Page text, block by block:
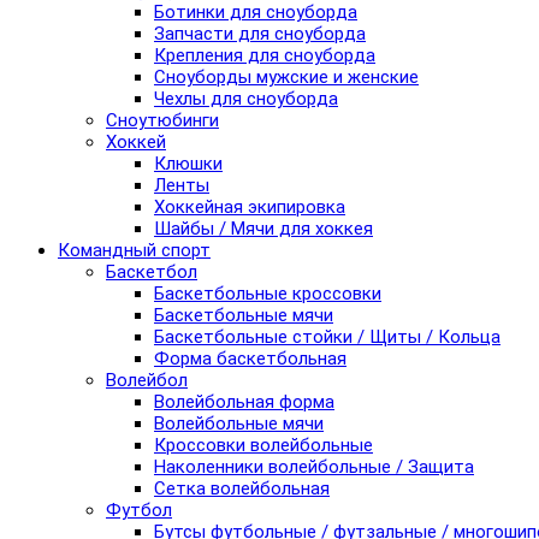
Ботинки для сноуборда
Запчасти для сноуборда
Крепления для сноуборда
Сноуборды мужские и женские
Чехлы для сноуборда
Сноутюбинги
Хоккей
Клюшки
Ленты
Хоккейная экипировка
Шайбы / Мячи для хоккея
Командный спорт
Баскетбол
Баскетбольные кроссовки
Баскетбольные мячи
Баскетбольные стойки / Щиты / Кольца
Форма баскетбольная
Волейбол
Волейбольная форма
Волейбольные мячи
Кроссовки волейбольные
Наколенники волейбольные / Защита
Сетка волейбольная
Футбол
Бутсы футбольные / футзальные /